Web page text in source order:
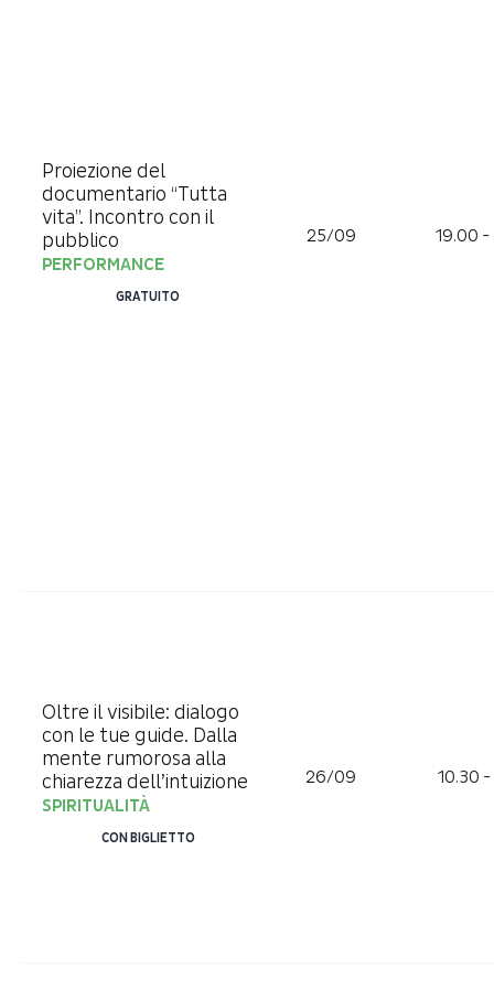
Proiezione del
documentario “Tutta
vita”. Incontro con il
pubblico
PERFORMANCE
GRATUITO
25/09 19.00
Oltre il visibile: dialogo
con le tue guide. Dalla
mente rumorosa alla
chiarezza dell’intuizione
SPIRITUALITÀ
CON BIGLIETTO
26/09 10.30 -